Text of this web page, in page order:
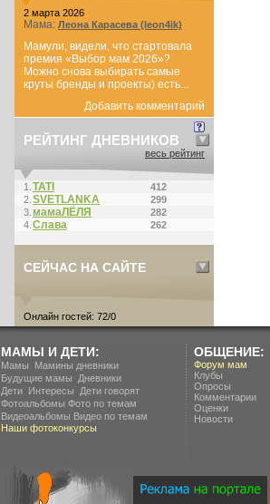
2 марта 2026
Мама: Леона Карасева (leon4ik)
Мамули, видели, что стартовала
премия «Выбор мам 2026»?
Можно снова выбирать самые
круты бренды и проекты) есть...
Добавить комментарий
РЕЙТИНГ ДНЕВНИКОВ
весь рейтинг
1. ТАТI
412
2. SVETLANKA
299
3. мамаЛЁЛЯ
282
4. Слава 262
СЕЙЧАС НА САЙТЕ
Онлайн гостей: 72/0
МАМЫ И ДЕТИ:
Мамы
Мамины дневники
Будущие мамы
Дневники
Дети Интересы
Дети говорят
Фотоальбомы Фото по темам
Видеоальбомы Видео по темам
Наши фотоконкурсы
ОБЩЕНИЕ:
Форум мам
Клубы
Опросы
Комментарии
Оценки
Новости